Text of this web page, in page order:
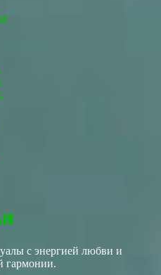
с энергией любви и
гармонии.